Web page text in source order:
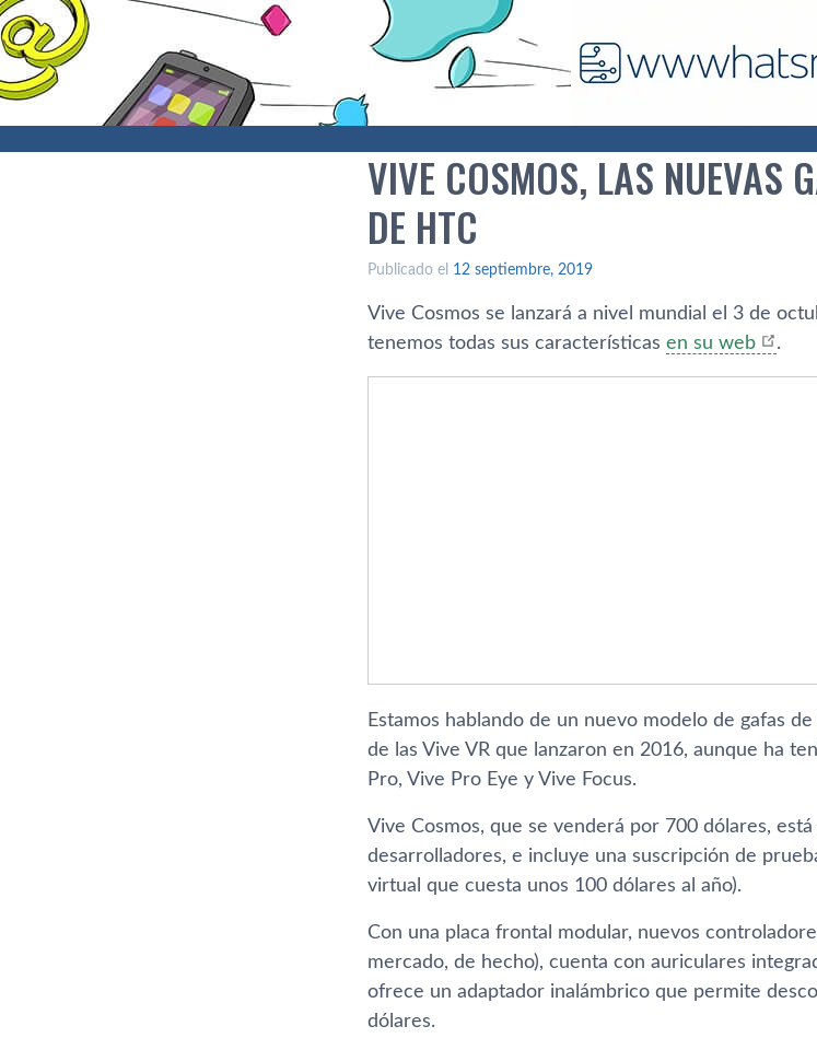
VIVE COSMOS, LAS NUEVAS
DE HTC
Publicado el 12 septiembre, 2019
Vive Cosmos se lanzará a nivel mundial el 3 de
tenemos todas sus características en su web .
Estamos hablando de un nuevo modelo de gafas
de las Vive VR que lanzaron en 2016, aunque ha
Pro, Vive Pro Eye y Vive Focus.
Vive Cosmos, que se venderá por 700 dólares,
desarrolladores, e incluye una suscripción de
virtual que cuesta unos 100 dólares al año).
Con una placa frontal modular, nuevos
mercado, de hecho), cuenta con auriculares
ofrece un adaptador inalámbrico que permite
dólares.